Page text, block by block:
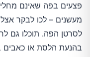
פצעים בפה שאינם
מעשנים – לכו לבקר אצל
לסרטן הפה. תוכלו גם
בהנעת הלסת או כאבים